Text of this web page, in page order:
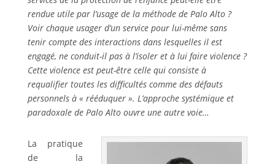
rendue utile par l’usage de la méthode de Palo Alto ?
Voir chaque usager d’un service pour lui-même sans
tenir compte des interactions dans lesquelles il est
engagé, ne conduit-il pas à l’isoler et à lui faire violence ?
Cette violence est peut-être celle qui consiste à
requalifier toutes les difficultés comme des défauts
personnels à « rééduquer ». L’approche systémique et
paradoxale de Palo Alto ouvre une autre voie…
La pratique
de la